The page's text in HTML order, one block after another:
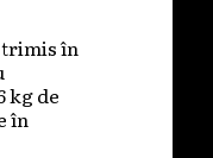
în
kg de
în